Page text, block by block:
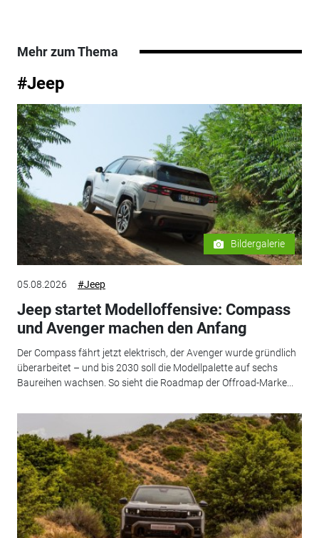
Mehr zum Thema
#Jeep
Bildergalerie
05.08.2026 #Jeep
Jeep startet Modelloffensive: Compass
und Avenger machen den Anfang
Der Compass fährt jetzt elektrisch, der Avenger wurde gründlich
überarbeitet – und bis 2030 soll die Modellpalette auf sechs
Baureihen wachsen. So sieht die Roadmap der Offroad-Marke...